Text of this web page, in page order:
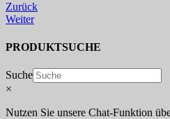
Zurück
Weiter
PRODUKTSUCHE
Suche
×
Nutzen Sie unsere Chat-Funktion